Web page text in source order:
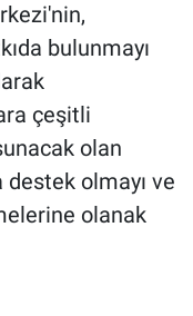
bulunmayı
çeşitli
olan
destek olmayı ve
olanak